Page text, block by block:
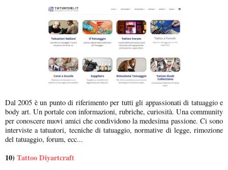
Dal 2005 è un punto di riferimento per tutti gli appassionati di tatuaggio e
body art. Un portale con informazioni, rubriche, curiosità. Una community
per conoscere nuovi amici che condividono la medesima passione. Ci sono
interviste a tatuatori, tecniche di tatuaggio, normative di legge, rimozione
del tatuaggio, forum, ecc...
10)Tattoo Diyartcraft